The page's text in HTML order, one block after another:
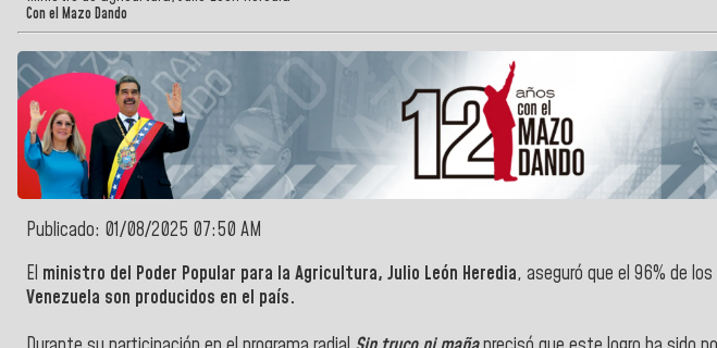
Con el Mazo Dando
Publicado: 01/08/2025 07:50 AM
‎El ministro del Poder Popular para la Agricultura, Julio León Heredia, aseguró que el 96% de
Venezuela son producidos en el país.